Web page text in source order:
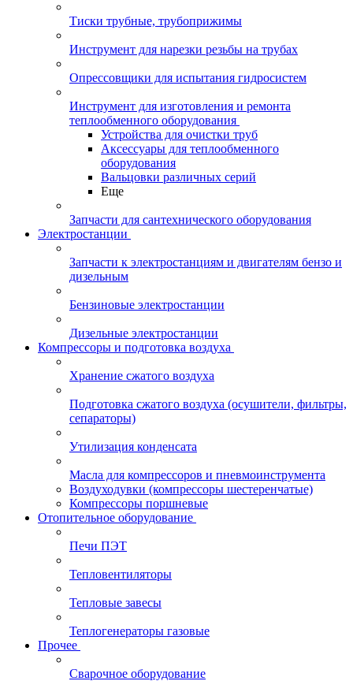
Тиски трубные, трубоприжимы
Инструмент для нарезки резьбы на трубах
Опрессовщики для испытания гидросистем
Инструмент для изготовления и ремонта
теплообменного оборудования
Устройства для очистки труб
Аксессуары для теплообменного
оборудования
Вальцовки различных серий
Еще
Запчасти для сантехнического оборудования
Электростанции
Запчасти к электростанциям и двигателям бензо и
дизельным
Бензиновые электростанции
Дизельные электростанции
Компрессоры и подготовка воздуха
Хранение сжатого воздуха
Подготовка сжатого воздуха (осушители, фильтры,
сепараторы)
Утилизация конденсата
Масла для компрессоров и пневмоинструмента
Воздуходувки (компрессоры шестеренчатые)
Компрессоры поршневые
Отопительное оборудование
Печи ПЭТ
Тепловентиляторы
Тепловые завесы
Теплогенераторы газовые
Прочее
Сварочное оборудование